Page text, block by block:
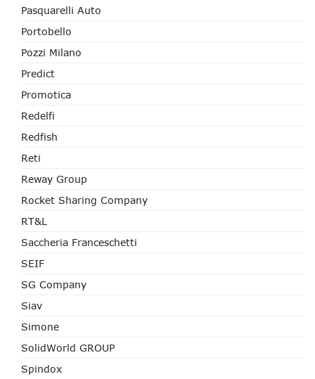
Pasquarelli Auto
Portobello
Pozzi Milano
Predict
Promotica
Redelfi
Redfish
Reti
Reway Group
Rocket Sharing Company
RT&L
Saccheria Franceschetti
SEIF
SG Company
Siav
Simone
SolidWorld GROUP
Spindox